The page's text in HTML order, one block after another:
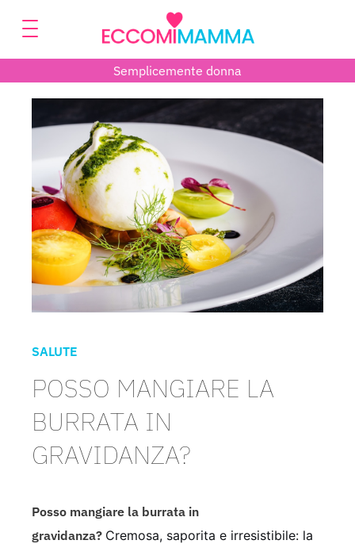
Semplicemente donna
SALUTE
POSSO MANGIARE LA
BURRATA IN
GRAVIDANZA?
Posso mangiare la burrata in
gravidanza? Cremosa, saporita e irresistibile: la